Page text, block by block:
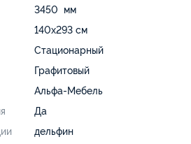
3450 мм
140х293 см
Стационарный
Графитовый
Альфа-Мебель
Да
дельфин